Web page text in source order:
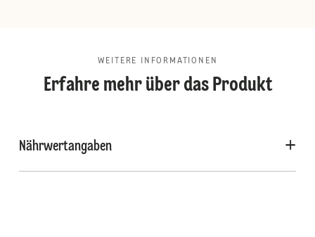
WEITERE INFORMATIONEN
Erfahre mehr über das Produkt
Nährwertangaben